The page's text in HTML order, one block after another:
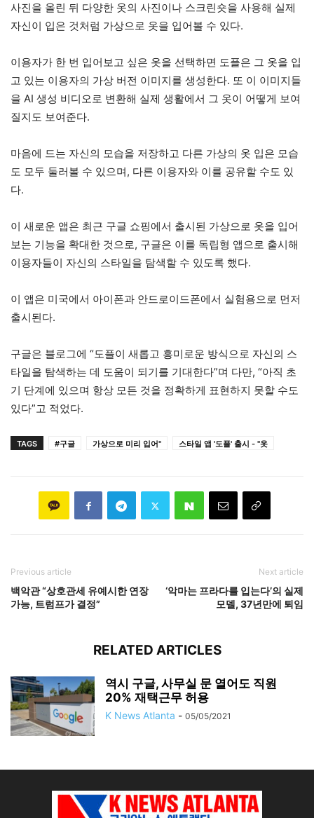
사진을 올린 뒤 다양한 옷의 사진이나 스크린숏을 사용해 실제
자신이 입은 것처럼 가상으로 옷을 입어볼 수 있다.
이용자가 한 번 입어보고 싶은 옷을 선택하면 도플은 그 옷을 입
고 있는 이용자의 가상 버전 이미지를 생성한다. 또 이 이미지들
을 AI 생성 비디오로 변환해 실제 생활에서 그 옷이 어떻게 보여
질지도 보여준다.
마음에 드는 자신의 모습을 저장하고 다른 가상의 옷 입은 모습
도 모두 둘러볼 수 있으며, 다른 이용자와 이를 공유할 수도 있
다.
이 새로운 앱은 최근 구글 쇼핑에서 출시된 가상으로 옷을 입어
보는 기능을 확대한 것으로, 구글은 이를 독립형 앱으로 출시해
이용자들이 자신의 스타일을 탐색할 수 있도록 했다.
이 앱은 미국에서 아이폰과 안드로이드폰에서 실험용으로 먼저
출시된다.
구글은 블로그에 “도플이 새롭고 흥미로운 방식으로 자신의 스
타일을 탐색하는 데 도움이 되기를 기대한다”며 다만, “아직 초
기 단계에 있으며 항상 모든 것을 정확하게 표현하지 못할 수도
있다”고 적었다.
TAGS #구글 가상으로 미리 입어" 스타일 앱 '도플' 출시 - "옷
Previous article
백악관 “상호관세 유예시한 연장
가능, 트럼프가 결정”
Next article
‘악마는 프라다를 입는다’의 실제
모델, 37년만에 퇴임
RELATED ARTICLES
역시 구글, 사무실 문 열어도 직원
20% 재택근무 허용
K News Atlanta - 05/05/2021